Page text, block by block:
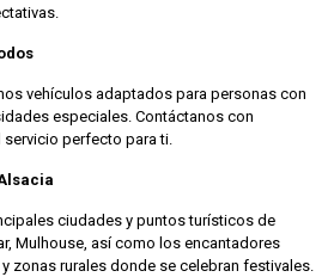
vehículos adaptados para personas con
especiales. Contáctanos con
servicio perfecto para ti.
ciudades y puntos turísticos de
Mulhouse, así como los encantadores
zonas rurales donde se celebran festivales.